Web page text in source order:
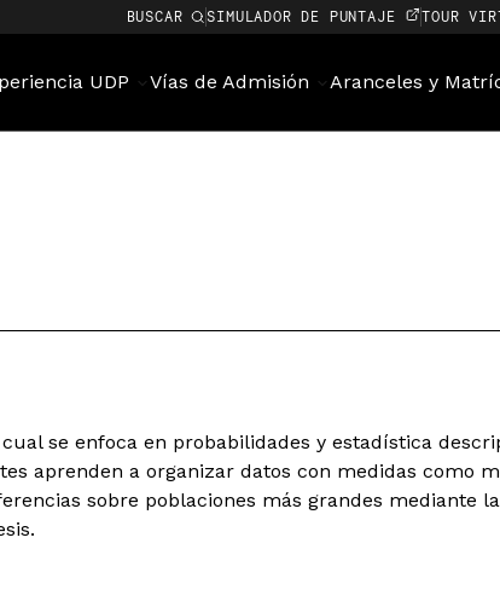
BUSCAR SIMULADOR DE PUNTAJE TOUR
UDP Vías de Admisión Aranceles y
se enfoca en probabilidades y estadística
aprenden a organizar datos con medidas como
sobre poblaciones más grandes mediante